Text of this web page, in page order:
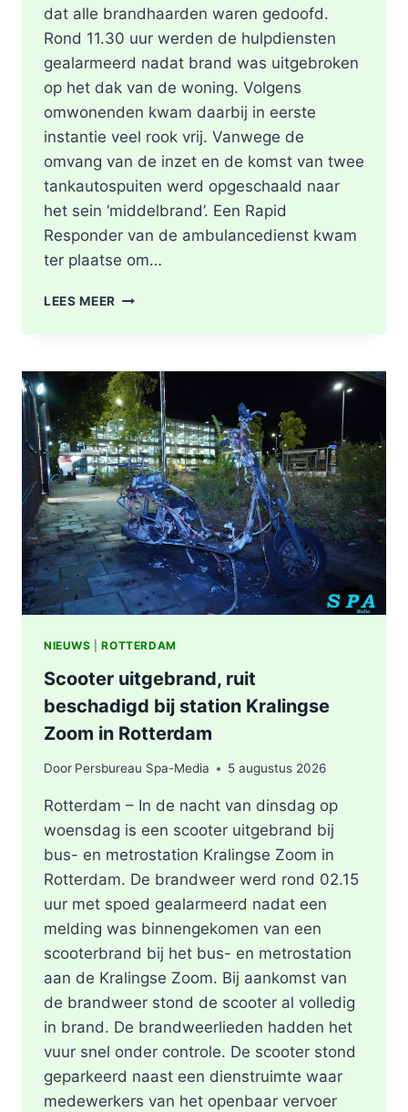
dat alle brandhaarden waren gedoofd.
Rond 11.30 uur werden de hulpdiensten
gealarmeerd nadat brand was uitgebroken
op het dak van de woning. Volgens
omwonenden kwam daarbij in eerste
instantie veel rook vrij. Vanwege de
omvang van de inzet en de komst van twee
tankautospuiten werd opgeschaald naar
het sein ‘middelbrand’. Een Rapid
Responder van de ambulancedienst kwam
ter plaatse om…
LEES MEER BRAND
WONING
TIJDENS
WERKZAAMHEDEN
AAN
LIEVEN
DE
KEYSTRAAT
IN
ROTTERDAM
NIEUWS |ROTTERDAM
Scooter uitgebrand, ruit
beschadigd bij station Kralingse
Zoom in Rotterdam
Door Persbureau Spa-Media 5 augustus 2026
Rotterdam – In de nacht van dinsdag op
woensdag is een scooter uitgebrand bij
bus- en metrostation Kralingse Zoom in
Rotterdam. De brandweer werd rond 02.15
uur met spoed gealarmeerd nadat een
melding was binnengekomen van een
scooterbrand bij het bus- en metrostation
aan de Kralingse Zoom. Bij aankomst van
de brandweer stond de scooter al volledig
in brand. De brandweerlieden hadden het
vuur snel onder controle. De scooter stond
geparkeerd naast een dienstruimte waar
medewerkers van het openbaar vervoer